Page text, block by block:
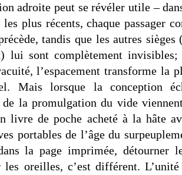
adroite peut se révéler utile –
plus récents, chaque passager
tandis que les autres sièges
lui sont complètement invisibles;
l’espacement transforme la
Mais lorsque la conception
de la promulgation du vide
livre de poche acheté à la hâte
portables de l’âge du
la page imprimée, détourner
les oreilles, c’est différent.